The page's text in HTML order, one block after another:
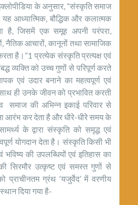
के अनुसार, “संस्कृति समाज
यह आध्यात्मिक, बौद्धिक और कलात्मक
है, जिसमें एक समूह अपनी परंपरा,
नैतिक आचारों, कानूनों तथा सामाजिक
है।”1 प्रत्येक संस्कृति प्रत्यक्ष एवं
व्यक्ति को उच्च गुणों से परिपूर्ण करते
एवं उदार बनाने का महत्वपूर्ण एवं
ही उनके जीवन को प्रभावित करती
की अभिन्न इकाई परिवार से
आरंभ कर देता है और धीरे-धीरे समय के
के द्वारा संस्कृति को समृद्ध एवं
योगदान देता है। संस्कृति किसी भी
की उपलब्धियों एवं इतिहास का
सिरमौर उत्कृष्ट एवं समस्त गुणों से
प्राचीनतम ग्रंथ ‘यजुर्वेद’ में वरणीय
दिया गया है-